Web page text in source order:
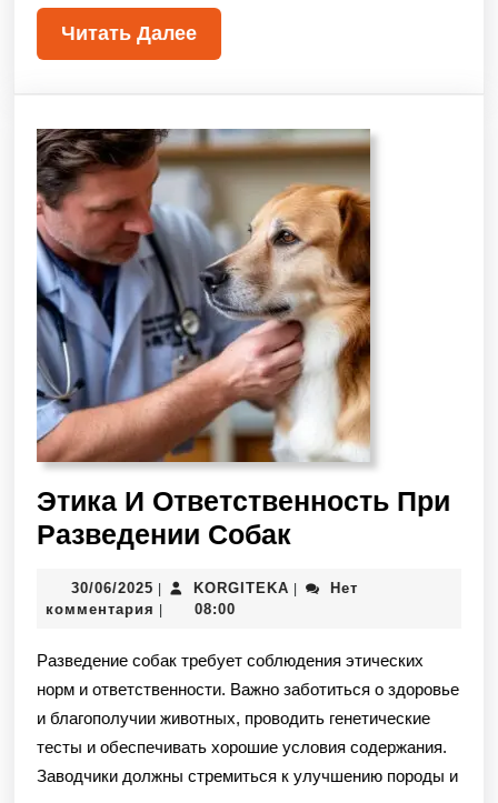
Читать Далее
Этика И Ответственность При
Разведении Собак
30/06/2025 | KORGITEKA |
Нет
комментария | 08:00
Разведение собак требует соблюдения этических
норм и ответственности. Важно заботиться о здоровье
и благополучии животных, проводить генетические
тесты и обеспечивать хорошие условия содержания.
Заводчики должны стремиться к улучшению породы и